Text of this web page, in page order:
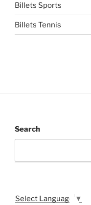
Billets Sports
Billets Tennis
Search
Select Language ▼